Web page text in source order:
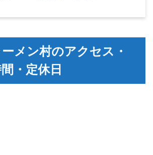
メン村のアクセス・
・定休日